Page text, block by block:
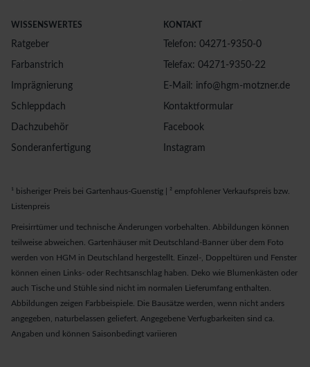
WISSENSWERTES
Ratgeber
Farbanstrich
Imprägnierung
Schleppdach
Dachzubehör
Sonderanfertigung
KONTAKT
Telefon: 04271-9350-0
Telefax: 04271-9350-22
E-Mail: info@hgm-motzner.de
Kontaktformular
Facebook
Instagram
¹ bisheriger Preis bei Gartenhaus-Guenstig | ² empfohlener Verkaufspreis bzw.
Listenpreis
Preisirrtümer und technische Änderungen vorbehalten. Abbildungen können
teilweise abweichen. Gartenhäuser mit Deutschland-Banner über dem Foto
werden von HGM in Deutschland hergestellt. Einzel-, Doppeltüren und Fenster
können einen Links- oder Rechtsanschlag haben. Deko wie Blumenkästen oder
auch Tische und Stühle sind nicht im normalen Lieferumfang enthalten.
Abbildungen zeigen Farbbeispiele. Die Bausätze werden, wenn nicht anders
angegeben, naturbelassen geliefert. Angegebene Verfugbarkeiten sind ca.
Angaben und können Saisonbedingt variieren